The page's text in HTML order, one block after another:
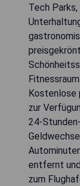
Tech
Kostenlose
zur
24-
entfernt
zum